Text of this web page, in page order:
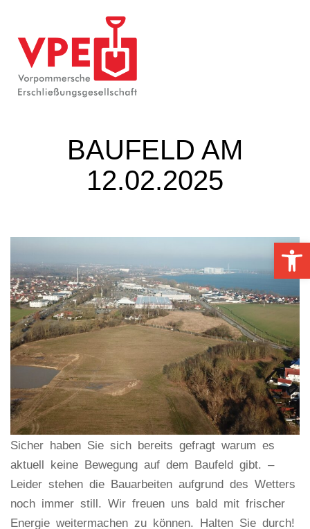
BAUFELD AM
12.02.2025
Sicher haben Sie sich bereits gefragt warum es
aktuell keine Bewegung auf dem Baufeld gibt. –
Leider stehen die Bauarbeiten aufgrund des Wetters
noch immer still. Wir freuen uns bald mit frischer
Energie weitermachen zu können. Halten Sie durch!